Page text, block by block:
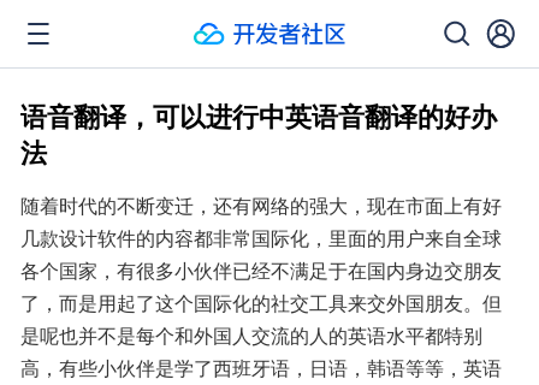
语音翻译，可以进行中英语音翻译的好办
法
随着时代的不断变迁，还有网络的强大，现在市面上有好
几款设计软件的内容都非常国际化，里面的用户来自全球
各个国家，有很多小伙伴已经不满足于在国内身边交朋友
了，而是用起了这个国际化的社交工具来交外国朋友。但
是呢也并不是每个和外国人交流的人的英语水平都特别
高，有些小伙伴是学了西班牙语，日语，韩语等等，英语